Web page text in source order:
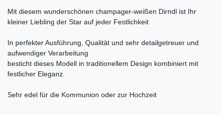
Mit diesem wunderschönen champager-weißen Dirndl ist Ihr
kleiner Liebling der Star auf jeder Festlichkeit
In perfekter Ausführung, Qualität und sehr detailgetreuer und
aufwendiger Verarbeitung
besticht dieses Modell in traditionellem Design kombiniert mit
festlicher Eleganz.
Sehr edel für die Kommunion oder zur Hochzeit